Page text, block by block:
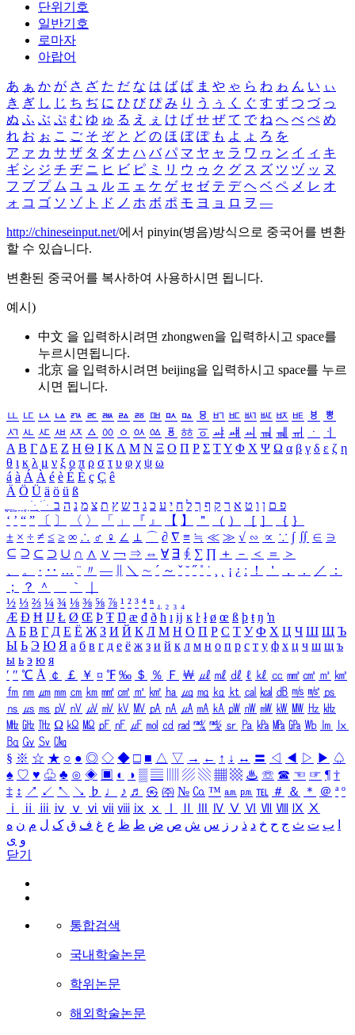
단위기호
일반기호
로마자
아랍어
あ ぁ か が さ ざ た だ な は ば ぱ ま や ゃ ら わ ゎ ん い ぃ
き ぎ し じ ち ぢ に ひ び ぴ み り う ぅ く ぐ す ず つ づ っ
ぬ ふ ぶ ぷ む ゆ ゅ る え ぇ け げ せ ぜ て で ね へ べ ぺ め
れ お ぉ こ ご そ ぞ と ど の ほ ぼ ぽ も よ ょ ろ を
ア ァ カ サ ザ タ ダ ナ ハ バ パ マ ヤ ャ ラ ワ ヮ ン イ ィ キ
ギ シ ジ チ ヂ ニ ヒ ビ ピ ミ リ ウ ゥ ク グ ス ズ ツ ヅ ッ ヌ
フ ブ プ ム ユ ュ ル エ ェ ケ ゲ セ ゼ テ デ ヘ ベ ペ メ レ オ
ォ コ ゴ ソ ゾ ト ド ノ ホ ボ ポ モ ヨ ョ ロ ヲ ―
http://chineseinput.net/에서 pinyin(병음)방식으로 중국어를 변환
할 수 있습니다.
변환된 중국어를 복사하여 사용하시면 됩니다.
예시)
中文 을 입력하시려면 zhongwen을 입력하시고 space를
누르시면됩니다.
北京 을 입력하시려면 beijing을 입력하시고 space를 누르
시면 됩니다.
ㅥ ㅦ ㅧ ㅨ ㅩ ㅪ ㅫ ㅬ ㅭ ㅮ ㅯ ㅰ ㅱ ㅲ ㅳ ㅴ ㅵ ㅶ ㅷ ㅸ
ㅹ
ㅺ ㅻ ㅼ ㅽ ㅾ ㅿ ㆀ ㆁ ㆂ ㆃ ㆄ ㆅ ㆆ ㆇ ㆈ ㆉ ㆊ ㆋ ㆌ ㆍ
ㆎ
Α Β ΓΔ Ε Ζ Η Θ Ι ΚΛ Μ Ν Ξ Ο Π Ρ Σ ΤΥ Φ Χ Ψ Ω α β γ δ ε ζ η
θ ι κ λ μ ν ξ ο π ρ σ τ υ φ χ ψ ω
á à Á À é è É È ç Ç ê
Ä Ö Ü ä ö ü ß
ִֶֹ ֻּ ׁׂ פ ם ן ו ט א ר ק ף ך ל ח י ע כ ג ד ש ץ ת צ מ נ ה ב
‘ ’ “ ” 〔 〕 〈 〉 「 」 『 』 【 】 ＂ （ ） ［ ］ ｛ ｝
± × ÷ ≠ ≤ ≥ ∞ ∴ ♂ ♀ ∠ ⊥ ⌒ ∂ ∇ ≡ ≒ ≪ ≫ √ ∽ ∝ ∵ ∫ ∬ ∈ ∋
⊆ ⊇ ⊂ ⊃ ∪ ∩ ∧ ∨ ￢ ⇒ ⇔ ∀ ∃ ∮ ∑ ∏ ＋ － ＜ ＝
＞
、
。 · ‥ … ¨ 〃 ― ＼ ∼ ´ ～ ˇ ˘ ˝ ˚ ˙ ¸ ¡ ¿ ː ！ ＇ ， ． ／
：
；
？ ＾ ｀
½ ⅓ ⅔ ¼ ¾ ⅛ ⅜ ⅝ ⅞ ¹ ² ³ ⁴ ⁿ ₁ ₂ ₃ ₄
Æ Ð Ħ Ĳ Ł Ø Œ Þ Ŧ Ŋ æ đ ð ħ ı ĳ ĸ ŀ ł ø œ ß þ ŧ ŋ ŉ
А Б В Г Д Е Ё Ж З И Й К Л М Н О П Р С Т У Ф Х Ц Ч Ш Щ Ъ
Ы Ь Э Ю Я а б в г д е ё ж з и й к л м н о п р с т у ф х ц ч ш щ ъ
ы ь э ю я
′ ″ ℃ Å ￠ ￡ ￥ ¤ ℉ ‰ ＄ ％ Ｆ ￦ ㎕ ㎖ ㎗ ℓ ㎘ ㏄ ㎣ ㎤ ㎥ ㎦
㎙ ㎚ ㎛ ㎜ ㎝ ㎞ ㎟ ㎠ ㎡ ㎢ ㏊ ㎍ ㎎ ㎏ ㏏ ㎈ ㎉ ㏈ ㎧ ㎨ ㎰
㎱ ㎲ ㎳ ㎴ ㎵ ㎶ ㎷ ㎸ ㎹ ㎀ ㎁ ㎂ ㎃ ㎄ ㎺ ㎻ ㎽ ㎾ ㎿ ㎐ ㎑
㎒ ㎓ ㎔ Ω ㏀ ㏁ ㎊ ㎋ ㎌ ㏖ ㏅ ㎭ ㎮ ㎯ ㏛ ㎩ ㎪ ㎫ ㎬ ㏝ ㏐
㏓
㏃ ㏉ ㏜ ㏆
§ ※ ☆ ★ ○ ● ◎ ◇ ◆ □ ■ △ ▽ → ← ↑ ↓ ↔ 〓 ◁ ◀ ▷ ▶ ♤
♠ ♡ ♥ ♧ ♣ ⊙ ◈ ▣ ◐ ◑ ▒ ▤ ▨ ▧ ▦ ▩ ♨ ☏ ☎ ☜ ☞ ¶ †
‡ ↕ ↗ ↙ ↖ ↘ ♭ ♩ ♪ ♬ ㉿ ㈜ № ㏇ ™ ㏂ ㏘ ℡ ＃ ＆ ＊ ＠ ª º
ⅰ
ⅱ ⅲ ⅳ ⅴ ⅵ ⅶ ⅷ ⅸ ⅹ Ⅳ Ⅴ Ⅵ Ⅶ Ⅷ Ⅸ Ⅹ
ب ت ث ج ح خ د ذ ر ز س ش ص ض ط ظ ع غ ف ق ک ل م ن ه
و ی
닫기
통합검색
국내학술논문
학위논문
해외학술논문